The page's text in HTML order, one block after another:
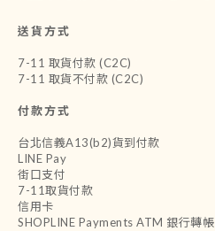
送貨方式
7-11 取貨付款 (C2C)
7-11 取貨不付款 (C2C)
付款方式
台北信義A13(b2)貨到付款
LINE Pay
街口支付
7-11取貨付款
信用卡
SHOPLINE Payments ATM 銀行轉帳